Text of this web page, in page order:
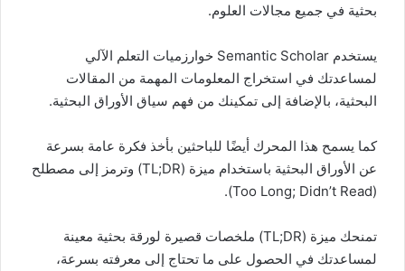
بحثية في جميع مجالات العلوم.
يستخدم Semantic Scholar خوارزميات التعلم الآلي
لمساعدتك في استخراج المعلومات المهمة من المقالات
البحثية، بالإضافة إلى تمكينك من فهم سياق الأوراق البحثية.
كما يسمح هذا المحرك أيضًا للباحثين بأخذ فكرة عامة بسرعة
عن الأوراق البحثية باستخدام ميزة (TL;DR) وترمز إلى مصطلح
(Too Long; Didn’t Read).
تمنحك ميزة (TL;DR) ملخصات قصيرة لورقة بحثية معينة
لمساعدتك في الحصول على ما تحتاج إلى معرفته بسرعة،